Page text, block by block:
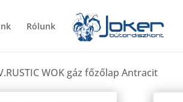
Rólunk
WOK gáz főzőlap Antracit